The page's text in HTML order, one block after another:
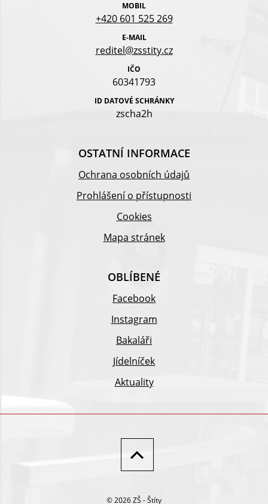
MOBIL
+420 601 525 269
E-MAIL
reditel@zsstity.cz
IČO
60341793
ID DATOVÉ SCHRÁNKY
zscha2h
OSTATNÍ INFORMACE
Ochrana osobních údajů
Prohlášení o přístupnosti
Cookies
Mapa stránek
OBLÍBENÉ
Facebook
Instagram
Bakaláři
Jídelníček
Aktuality
© 2026 ZŠ - Štíty